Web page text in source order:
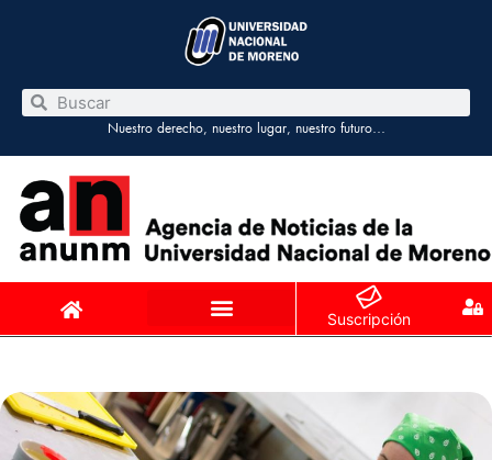
Nuestro derecho, nuestro lugar, nuestro futuro…
Suscripción